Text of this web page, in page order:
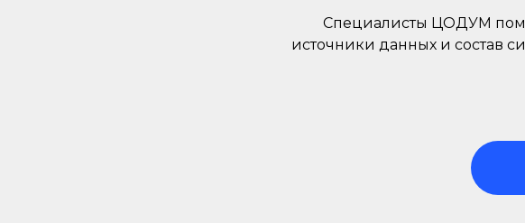
Специалисты ЦОДУМ
источники данных и состав